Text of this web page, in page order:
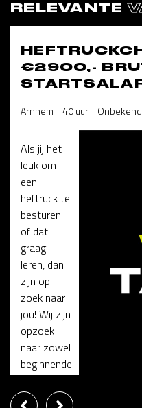
RELEVANTE
€2900,-
Arnhem 40 uur
Als jij het
leuk om
een
heftruck te
besturen
of dat
graag
leren, dan
zijn op
zoek naar
jou! Wij zijn
opzoek
naar zowel
beginnende
...